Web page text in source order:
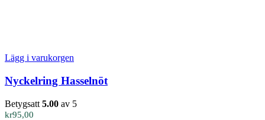
Lägg i varukorgen
Nyckelring Hasselnöt
Betygsatt 5.00 av 5
kr95,00